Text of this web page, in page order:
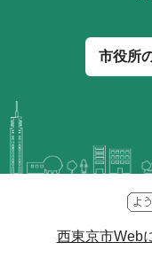
市役所
西東京市Web